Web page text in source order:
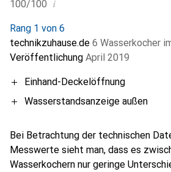
100/100 i
Rang 1 von 6
technikzuhause.de 6 Wasserkocher
Veröffentlichung April 2019
Einhand-Deckelöffnung
Wasserstandsanzeige außen
Bei Betrachtung der technischen
Messwerte sieht man, dass es
Wasserkochern nur geringe